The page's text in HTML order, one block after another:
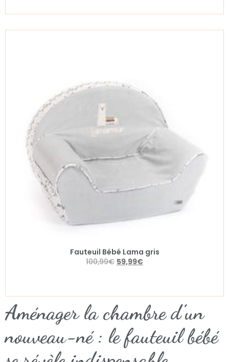
Fauteuil Bébé Lama gris
100,99€ 59,99€
Aménager la chambre d’un
nouveau-né : le fauteuil bébé